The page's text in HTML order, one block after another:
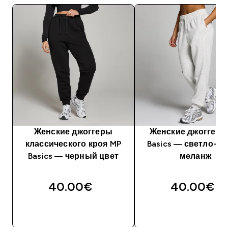
Женские джоггеры
классического кроя MP
Basics — черный цвет
40.00€‎
Женские джоггеры
Basics — светло-
меланж
40.00€‎